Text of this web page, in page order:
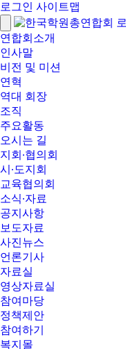
로그인 사이트맵
연합회소개
인사말
비전 및 미션
연혁
역대 회장
조직
주요활동
오시는 길
지회∙협의회
시∙도지회
교육협의회
소식∙자료
공지사항
보도자료
사진뉴스
언론기사
자료실
영상자료실
참여마당
정책제안
참여하기
복지몰